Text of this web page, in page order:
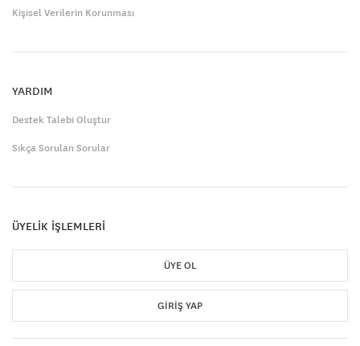
Kişisel Verilerin Korunması
YARDIM
Destek Talebi Oluştur
Sıkça Sorulan Sorular
ÜYELİK İŞLEMLERİ
ÜYE OL
GIRIŞ YAP